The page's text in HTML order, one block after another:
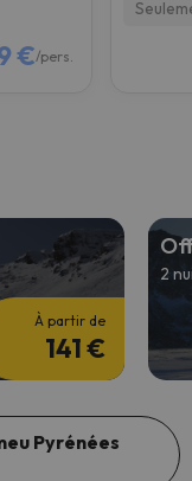
€/pers.
À partir de
141 €
2
Pyrénées